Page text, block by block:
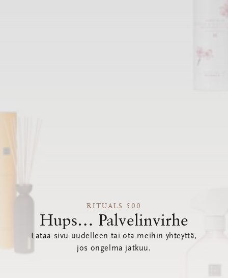
RITUALS 500
Hups… Palvelinvirhe
Lataa sivu uudelleen tai ota meihin yhteyttä,
jos ongelma jatkuu.